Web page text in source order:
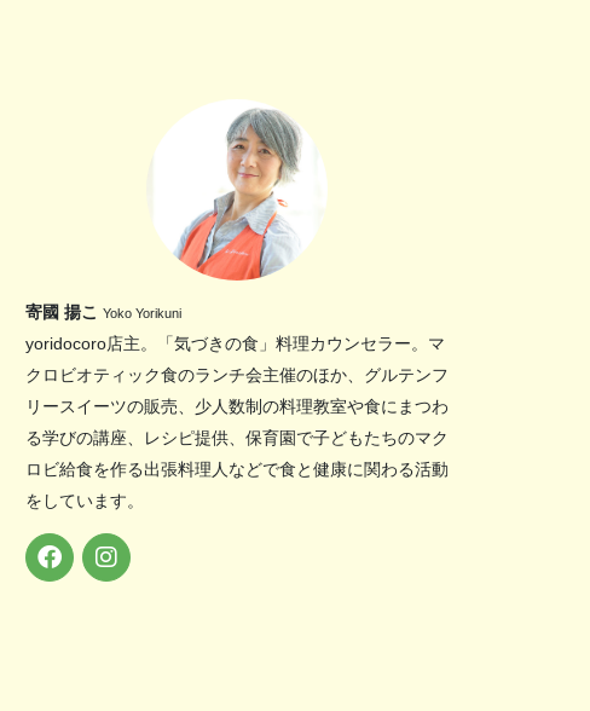
寄國 揚こ Yoko Yorikuni
yoridocoro店主。「気づきの食」料理カウンセラー。マ
クロビオティック食のランチ会主催のほか、グルテンフ
リースイーツの販売、少人数制の料理教室や食にまつわ
る学びの講座、レシピ提供、保育園で子どもたちのマク
ロビ給食を作る出張料理人などで食と健康に関わる活動
をしています。